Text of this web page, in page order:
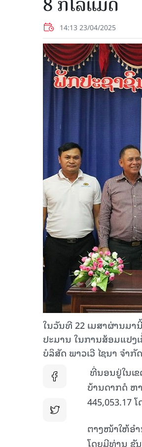
14:13 23/04/2025
ໃນວັນທີ 22 ເມສາຜ່ານມ
ປະມານ ໃນການສ້ອມແປງ
ບໍລິສັດ ພາວເວີ ໄຊນາ ຈໍາ
ທີ່ນອນຢູ່ໃນເ
ບ້ານດາກດໍ ຫ
445,053.17
ຕາງໜ້າໃຫ້ອໍ
ໂດຍມີທ່ານ ຂັ